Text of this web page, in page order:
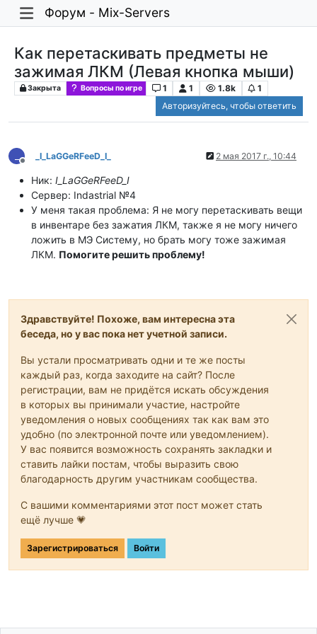
Форум - Mix-Servers
Как перетаскивать предметы не
зажимая ЛКМ (Левая кнопка мыши)
Закрыта Вопросы по игре 1 1 1.8k
1
Авторизуйтесь, чтобы ответить
Не в сети
_I_LaGGeRFeeD_I_ 2 мая 2017 г., 10:44
Ник: I_LaGGeRFeeD_I
Сервер: Indastrial №4
У меня такая проблема: Я не могу перетаскивать вещи
в инвентаре без зажатия ЛКМ, также я не могу ничего
ложить в МЭ Систему, но брать могу тоже зажимая
ЛКМ. Помогите решить проблему!
Здравствуйте! Похоже, вам интересна эта
беседа, но у вас пока нет учетной записи.
Вы устали просматривать одни и те же посты
каждый раз, когда заходите на сайт? После
регистрации, вам не придётся искать обсуждения
в которых вы принимали участие, настройте
уведомления о новых сообщениях так как вам это
удобно (по электронной почте или уведомлением).
У вас появится возможность сохранять закладки и
ставить лайки постам, чтобы выразить свою
благодарность другим участникам сообщества.
С вашими комментариями этот пост может стать
ещё лучше 💗
Зарегистрироваться Войти